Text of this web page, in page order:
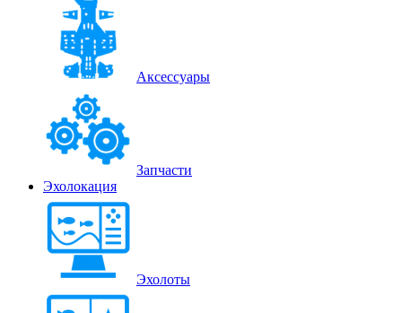
Аксессуары
Запчасти
Эхолокация
Эхолоты